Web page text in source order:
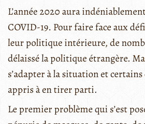
L’année 2020 aura
COVID-19. Pour faire face aux
leur politique intérieure, de
délaissé la politique étrangère.
s’adapter à la situation et
appris à en tirer parti.
Le premier problème qui s’est